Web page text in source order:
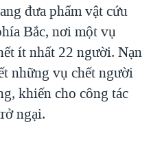
MỸ: QUÁ KHỨ VÀ HIỆN
DẢI GAZA
đưa phẩm vật cứu
Bắc, nơi một vụ
ít nhất 22 người. Nạn
những vụ chết người
khiến cho công tác
ngại.